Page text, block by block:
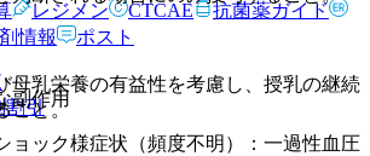
母乳栄養の有益性を考慮し、授乳の継続
こと。
副作用
ック様症状（頻度不明）：一過性血圧
レジメン CTCAE
抗菌薬ガイド
情報 ポスト
割引